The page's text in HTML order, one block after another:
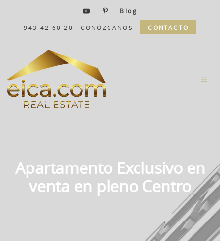
Blog
943 42 60 20 CONÓZCANOS CONTACTO
Apartamento Exclusivo en
venta en pleno Centro